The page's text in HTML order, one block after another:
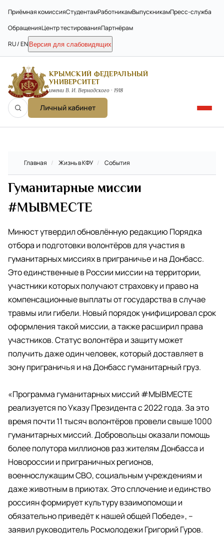
Приёмная комиссияСтудентамРаботникамВыпускникамПресс-служба
ОбращенияЦентр тестированияПартнёрам
RU / EN Версия для слабовидящих
КРЫМСКИЙ ФЕДЕРАЛЬНЫЙ
УНИВЕРСИТЕТ
имени В. И. Вернадского · 1918
Личный кабинет
Главная / Жизнь в КФУ / События
Гуманитарные миссии
#МЫВМЕСТЕ
Минюст утвердил обновлённую редакцию Порядка
отбора и подготовки волонтёров для участия в
гуманитарных миссиях в приграничье и на Донбасс.
Это единственные в России миссии на территории,
участники которых получают страховку и право на
компенсационные выплаты от государства в случае
травмы или гибели. Новый порядок унифицировал срок
оформления такой миссии, а также расширил права
участников. Статус волонтёра и защиту может
получить даже один человек, который доставляет в
зону приграничья и на Донбасс гуманитарный груз.
«Программа гуманитарных миссий #МЫВМЕСТЕ
реализуется по Указу Президента с 2022 года. За это
время почти 11 тысяч волонтёров провели свыше 1000
гуманитарных миссий. Добровольцы оказали помощь
более полутора миллионов раз жителям Донбасса и
Новороссии и приграничных регионов,
военнослужащим СВО, социальным учреждениям и
даже животным в приютах. Это сплочение и единство
россиян формирует культуру взаимопомощи и
обязательно приведёт к нашей общей Победе», –
заявил руководитель Росмолодежи Григорий Гуров.